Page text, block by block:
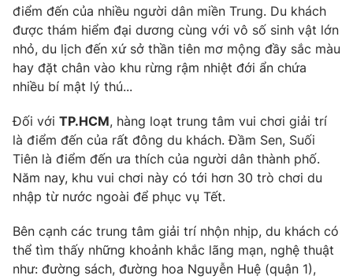
Chuyên mục khác
Emagazine Podcast
Photo
Video Shorts video
VTV Money VTV Thể thao
VTV Sức khoẻ Bất động sản
Thị trường 24h Tấm lòng Việt
điểm đến của nhiều người dân miền Trung. Du khách
được thám hiểm đại dương cùng với vô số sinh vật lớn
nhỏ, du lịch đến xứ sở thần tiên mơ mộng đầy sắc màu
hay đặt chân vào khu rừng rậm nhiệt đới ẩn chứa
nhiều bí mật lý thú...
Đối với TP.HCM, hàng loạt trung tâm vui chơi giải trí
là điểm đến của rất đông du khách. Đầm Sen, Suối
Tiên là điểm đến ưa thích của người dân thành phố.
Năm nay, khu vui chơi này có tới hơn 30 trò chơi du
nhập từ nước ngoài để phục vụ Tết.
Bên cạnh các trung tâm giải trí nhộn nhịp, du khách có
thể tìm thấy những khoảnh khắc lãng mạn, nghệ thuật
như: đường sách, đường hoa Nguyễn Huệ (quận 1),